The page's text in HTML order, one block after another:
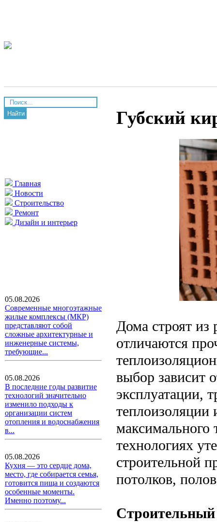
Найти
Главная
Новости
Строительство
Ремонт
Дизайн и интерьер
05.08.2026
Современные многоэтажные
жилые комплексы (МКР)
представляют собой
сложные архитектурные и
инженерные системы,
требующие...
05.08.2026
В последние годы развитие
технологий значительно
изменило подходы к
организации систем
отопления и водоснабжения
в...
05.08.2026
Кухня — это сердце дома,
место, где собирается семья,
готовится пища и создаются
особенные моменты.
Именно поэтому...
Губский
Дома строят из
отличаются
выбор зависит
эксплуатации,
теплоизоляции
максимального
технологиях
строительной
потолков,
Строительный